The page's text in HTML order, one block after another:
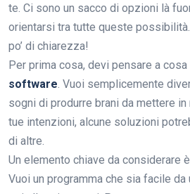
te. Ci sono un sacco di opzioni là
orientarsi tra tutte queste
po’ di chiarezza!
Per prima cosa, devi pensare a
software. Vuoi semplicemente
sogni di produrre brani da mettere
tue intenzioni, alcune soluzioni
di altre.
Un elemento chiave da considerare
Vuoi un programma che sia facile